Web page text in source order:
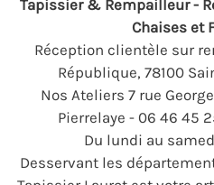
Tapissier & Rempailleur -
Chaises et
Réception clientèle sur
République, 78100
Nos Ateliers 7 rue
Pierrelaye - 06 46 45
Du lundi au
Desservant les